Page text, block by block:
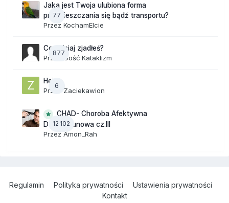
77
Jaka jest Twoja ulubiona forma
przemieszczania się bądź transportu?
Przez KochamElcie
877
Co dzisiaj zjadłeś?
Przez Gość Kataklizm
6
Hej
Przez Zaciekawion
12 102
CHAD- Choroba Afektywna
Dwubiegunowa cz.III
Przez Amon_Rah
Regulamin Polityka prywatności
Ustawienia prywatności
Kontakt